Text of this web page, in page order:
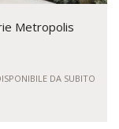
Metropolis
DA SUBITO